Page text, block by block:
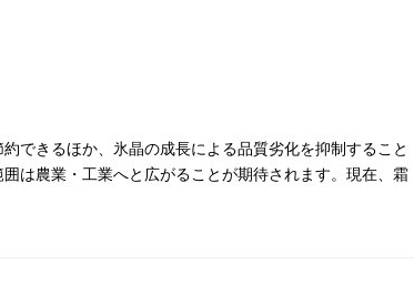
できるほか、氷晶の成長による品質劣化を抑制すること
は農業・工業へと広がることが期待されます。現在、霜